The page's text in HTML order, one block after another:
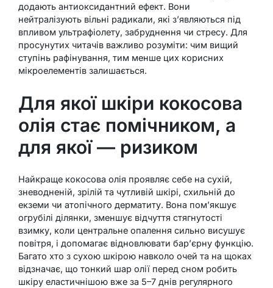
додають антиоксидантний ефект. Вони
нейтралізують вільні радикали, які з’являються під
впливом ультрафіолету, забруднення чи стресу. Для
просунутих читачів важливо розуміти: чим вищий
ступінь рафінування, тим менше цих корисних
мікроелементів залишається.
Для якої шкіри кокосова
олія стає помічником, а
для якої — ризиком
Найкраще кокосова олія проявляє себе на сухій,
зневодненій, зрілій та чутливій шкірі, схильній до
екземи чи атопічного дерматиту. Вона пом’якшує
огрубілі ділянки, зменшує відчуття стягнутості
взимку, коли центральне опалення сильно висушує
повітря, і допомагає відновлювати бар’єрну функцію.
Багато хто з сухою шкірою навколо очей та на щоках
відзначає, що тонкий шар олії перед сном робить
шкіру еластичнішою вже за 5–7 днів регулярного